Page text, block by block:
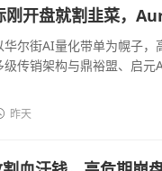
刚开盘就割韭菜，
华尔街AI量化带单为幌子
级传销架构与鼎裕盟、启
昨天